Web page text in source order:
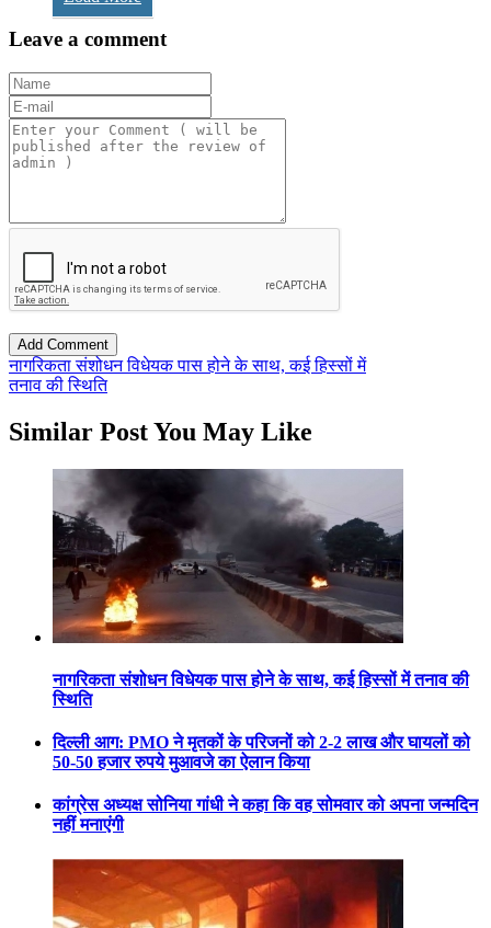
Leave a comment
नागरिकता संशोधन विधेयक पास होने के साथ, कई हिस्सों में
तनाव की स्थिति
Similar Post You May Like
नागरिकता संशोधन विधेयक पास होने के साथ, कई हिस्सों में तनाव की
स्थिति
दिल्ली आग: PMO ने मृतकों के परिजनों को 2-2 लाख और घायलों को
50-50 हजार रुपये मुआवजे का ऐलान किया
कांग्रेस अध्यक्ष सोनिया गांधी ने कहा कि वह सोमवार को अपना जन्मदिन
नहीं मनाएंगी